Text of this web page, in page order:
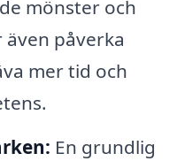
mönster och
påverka
mer tid och
En grundlig